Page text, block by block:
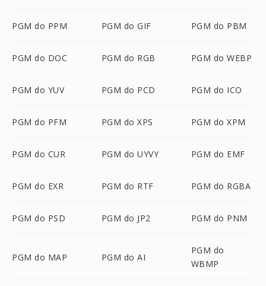
PGM do PPM PGM do GIF PGM do PBM
PGM do DOC PGM do RGB PGM do WEBP
PGM do YUV PGM do PCD PGM do ICO
PGM do PFM PGM do XPS PGM do XPM
PGM do CUR PGM do UYVY PGM do EMF
PGM do EXR PGM do RTF PGM do RGBA
PGM do PSD PGM do JP2 PGM do PNM
PGM do MAP PGM do AI
PGM do
WBMP